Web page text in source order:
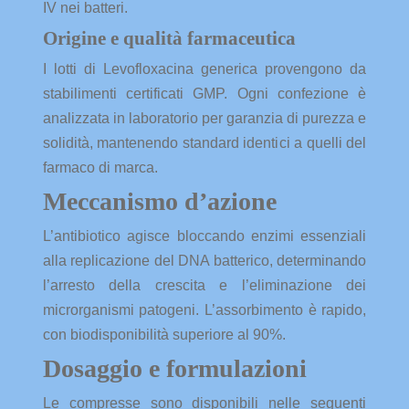
IV nei batteri.
Origine e qualità farmaceutica
I lotti di Levofloxacina generica provengono da
stabilimenti certificati GMP. Ogni confezione è
analizzata in laboratorio per garanzia di purezza e
solidità, mantenendo standard identici a quelli del
farmaco di marca.
Meccanismo d’azione
L’antibiotico agisce bloccando enzimi essenziali
alla replicazione del DNA batterico, determinando
l’arresto della crescita e l’eliminazione dei
microrganismi patogeni. L’assorbimento è rapido,
con biodisponibilità superiore al 90%.
Dosaggio e formulazioni
Le compresse sono disponibili nelle seguenti